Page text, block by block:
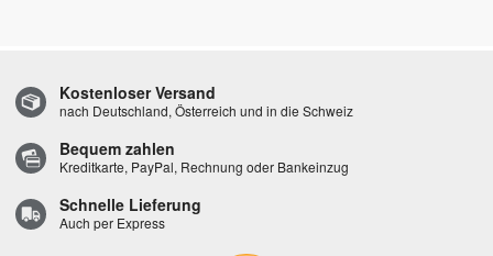
Kostenloser Versand
nach Deutschland, Österreich und in die Schweiz
Bequem zahlen
Kreditkarte, PayPal, Rechnung oder Bankeinzug
Schnelle Lieferung
Auch per Express